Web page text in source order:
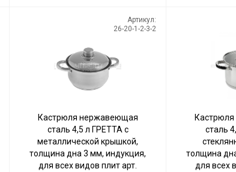
Артикул:
26-20-1-2-3-2
Кастрюля нержавеющая
сталь 4,5 л ГРЕТТА с
металлической крышкой,
толщина дна 3 мм, индукция,
для всех видов плит арт.
сталь
толщина
для всех